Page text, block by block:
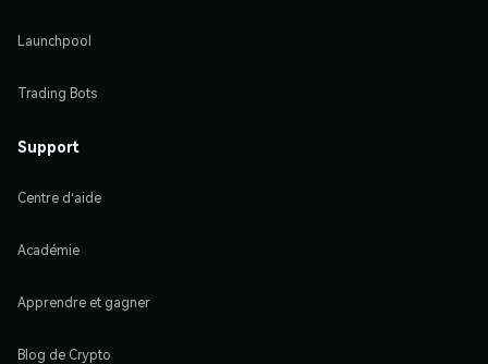
Launchpool
Trading Bots
Support
Centre d'aide
Académie
Apprendre et gagner
Blog de Crypto